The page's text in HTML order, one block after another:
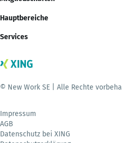
Hauptbereiche
Services
© New Work SE | Alle Rechte
Impressum
AGB
Datenschutz bei XING